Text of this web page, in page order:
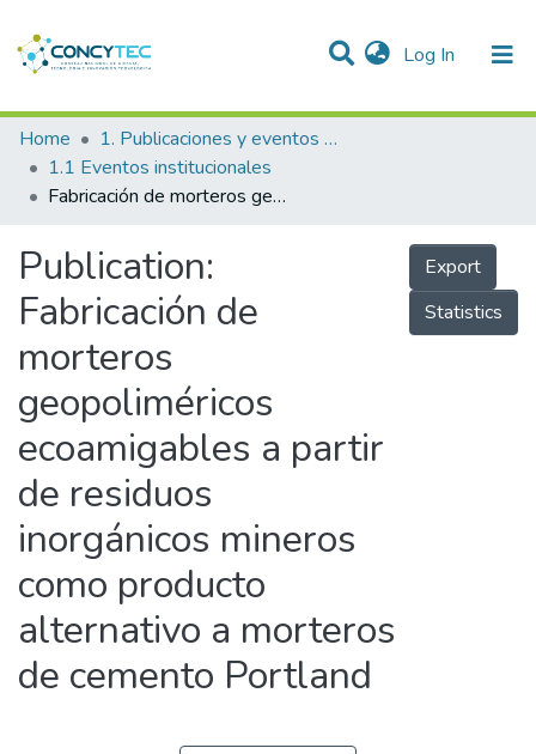
Log In (current)
Communities & Collections
Research Outputs
People
Statistics
Home
1. Publicaciones y eventos institucionales
1.1 Eventos institucionales
Fabricación de morteros geopoliméricos ecoamigables a partir de residuos inorgánicos mineros como producto alternativo a morteros de cemento Portland
Publication:
Fabricación de
morteros
geopoliméricos
ecoamigables a partir
de residuos
inorgánicos mineros
como producto
alternativo a morteros
de cemento Portland
Export
Statistics